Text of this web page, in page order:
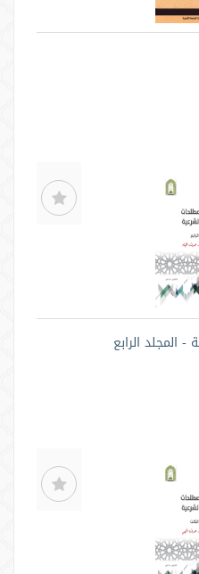
المجلد الرابع